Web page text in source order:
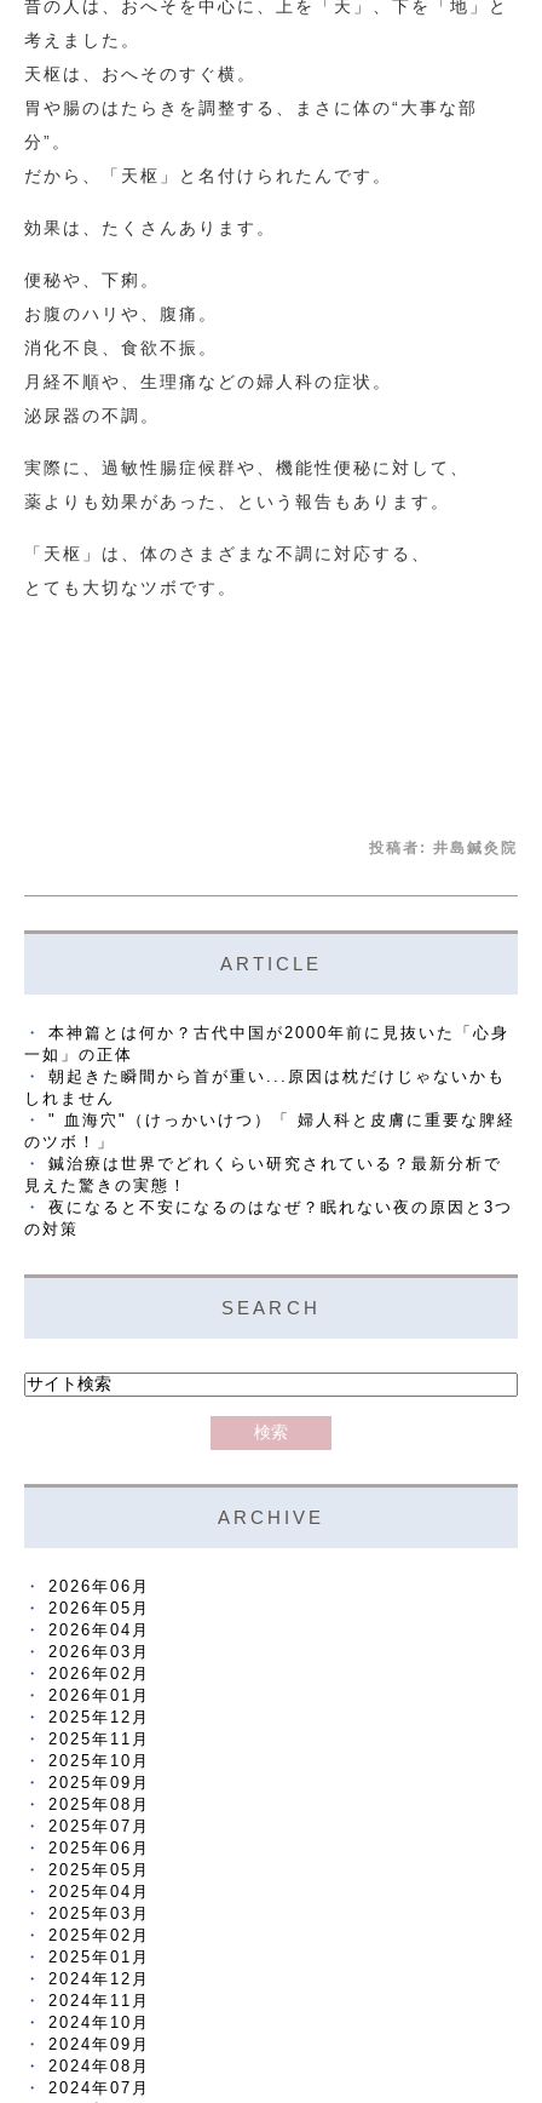
昔の人は、おへそを中心に、上を「天」、下を「地」と
考えました。
天枢は、おへそのすぐ横。
胃や腸のはたらきを調整する、まさに体の“大事な部
分”。
だから、「天枢」と名付けられたんです。
効果は、たくさんあります。
便秘や、下痢。
お腹のハリや、腹痛。
消化不良、食欲不振。
月経不順や、生理痛などの婦人科の症状。
泌尿器の不調。
実際に、過敏性腸症候群や、機能性便秘に対して、
薬よりも効果があった、という報告もあります。
「天枢」は、体のさまざまな不調に対応する、
とても大切なツボです。
投稿者: 井島鍼灸院
ARTICLE
本神篇とは何か？古代中国が2000年前に見抜いた「心身
一如」の正体
朝起きた瞬間から首が重い...原因は枕だけじゃないかも
しれません
" 血海穴"（けっかいけつ）「 婦人科と皮膚に重要な脾経
のツボ！」
鍼治療は世界でどれくらい研究されている？最新分析で
見えた驚きの実態！
夜になると不安になるのはなぜ？眠れない夜の原因と3つ
の対策
SEARCH
ARCHIVE
2026年06月
2026年05月
2026年04月
2026年03月
2026年02月
2026年01月
2025年12月
2025年11月
2025年10月
2025年09月
2025年08月
2025年07月
2025年06月
2025年05月
2025年04月
2025年03月
2025年02月
2025年01月
2024年12月
2024年11月
2024年10月
2024年09月
2024年08月
2024年07月